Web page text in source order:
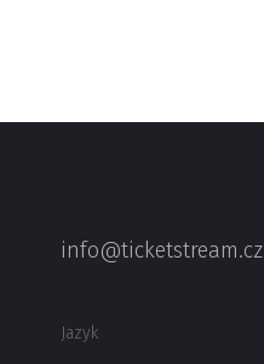
info@ticketstream.cz
Jazyk